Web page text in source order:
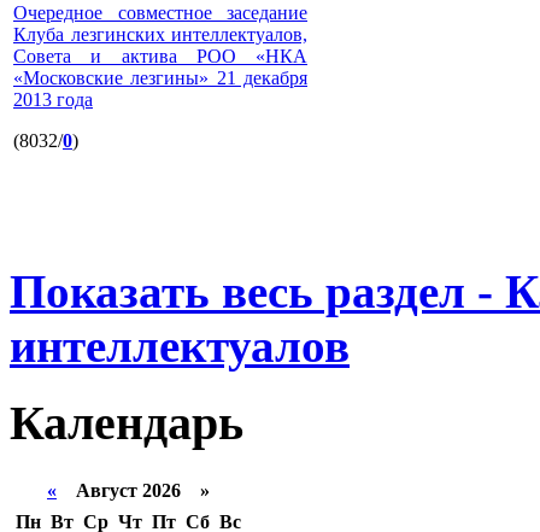
Очередное совместное заседание
Клуба лезгинских интеллектуалов,
Совета и актива РОО «НКА
«Московские лезгины» 21 декабря
2013 года
(8032/0)
Показать весь раздел -
интеллектуалов
Календарь
« Август 2026 »
Пн Вт Ср Чт Пт Сб Вс